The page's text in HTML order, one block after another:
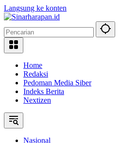
Langsung ke konten
Home
Redaksi
Pedoman Media Siber
Indeks Berita
Nextizen
Nasional